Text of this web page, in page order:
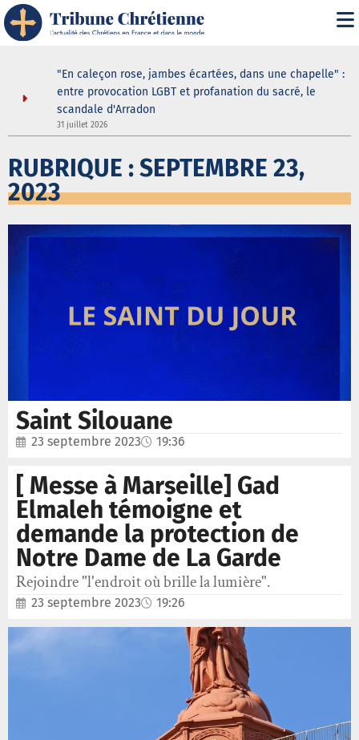
douche
"En caleçon rose, jambes écartées, dans une chapelle" :
entre provocation LGBT et profanation du sacré, le
scandale d'Arradon
31 juillet 2026
RUBRIQUE : SEPTEMBRE 23,
2023
Saint Silouane
23 septembre 2023 19:36
[ Messe à Marseille] Gad
Elmaleh témoigne et
demande la protection de
Notre Dame de La Garde
Rejoindre "l'endroit où brille la lumière".
23 septembre 2023 19:26